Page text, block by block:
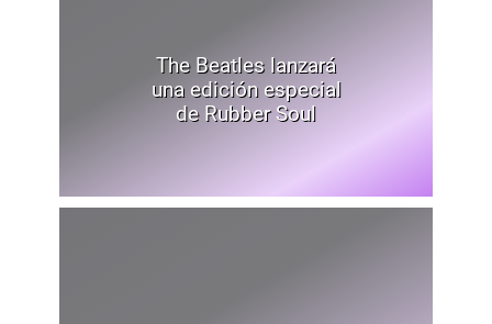
The Beatles lanzará
una edición especial
de Rubber Soul